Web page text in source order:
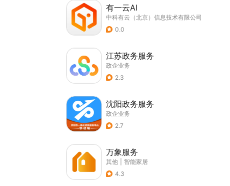
有一云AI
中科有云（北京）信息技术有限公司
0.0
江苏政务服务
政企业务
2.3
沈阳政务服务
政企业务
2.7
万象服务
其他
智能家居
4.3